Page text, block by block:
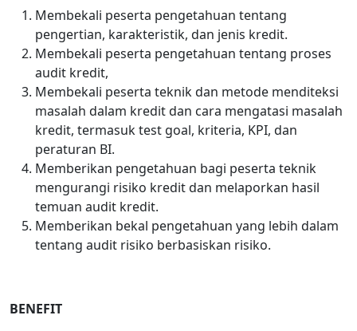
Membekali peserta pengetahuan tentang
pengertian, karakteristik, dan jenis kredit.
Membekali peserta pengetahuan tentang proses
audit kredit,
Membekali peserta teknik dan metode menditeksi
masalah dalam kredit dan cara mengatasi masalah
kredit, termasuk test goal, kriteria, KPI, dan
peraturan BI.
Memberikan pengetahuan bagi peserta teknik
mengurangi risiko kredit dan melaporkan hasil
temuan audit kredit.
Memberikan bekal pengetahuan yang lebih dalam
tentang audit risiko berbasiskan risiko.
BENEFIT